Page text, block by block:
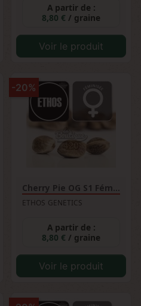
A partir de :
8,80 € / graine
Voir le produit
Cherry Pie OG S1 Féminisée
ETHOS GENETICS
A partir de :
8,80 € / graine
-20%
Voir le produit